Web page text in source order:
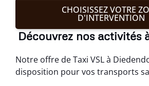
CHOISISSEZ VOTRE
D'INTERVENTION
Découvrez nos activités
Notre offre de Taxi VSL à
disposition pour vos transports